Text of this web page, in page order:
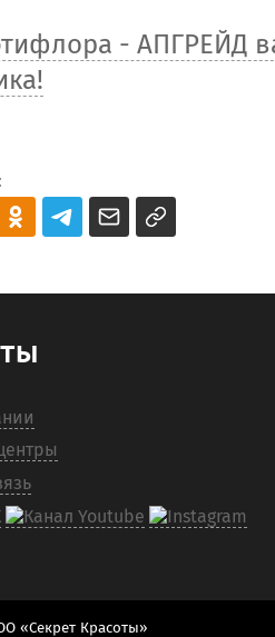
- АПГРЕЙД
«Секрет Красоты»